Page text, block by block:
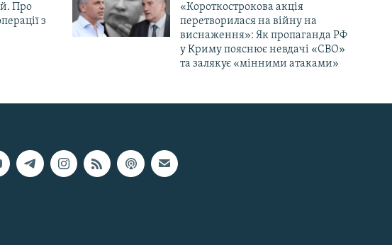
Про
з
«Короткострокова акція
перетворилася на війну на
виснаження»: Як пропаганда РФ
у Криму пояснює невдачі «СВО»
та залякує «мінними атаками»